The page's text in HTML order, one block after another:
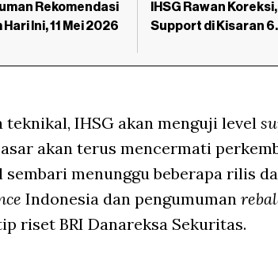
Rekomendasi
Ini, 11 Mei 2026
IHSG Rawan
Support di Kisaran
teknikal, IHSG akan menguji level
akan terus mencermati
sembari menunggu beberapa rilis
Indonesia dan pengumuman
riset BRI Danareksa Sekuritas.